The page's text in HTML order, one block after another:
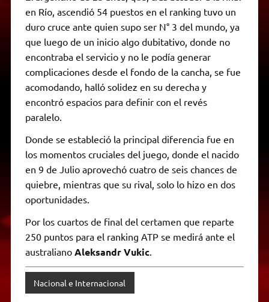
en Río, ascendió 54 puestos en el ranking tuvo un
duro cruce ante quien supo ser N° 3 del mundo, ya
que luego de un inicio algo dubitativo, donde no
encontraba el servicio y no le podía generar
complicaciones desde el fondo de la cancha, se fue
acomodando, halló solidez en su derecha y
encontró espacios para definir con el revés
paralelo.
Donde se estableció la principal diferencia fue en
los momentos cruciales del juego, donde el nacido
en 9 de Julio aprovechó cuatro de seis chances de
quiebre, mientras que su rival, solo lo hizo en dos
oportunidades.
Por los cuartos de final del certamen que reparte
250 puntos para el ranking ATP se medirá ante el
australiano Aleksandr Vukic.
Nacional e Internacional